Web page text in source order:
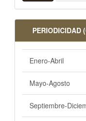
PERIODICIDAD
Enero-Abril
Mayo-Agosto
Septiembre-